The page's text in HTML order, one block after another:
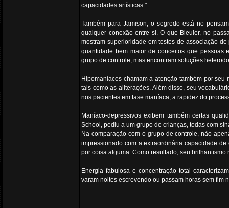
capacidades artísticas."
Também para Jamison, o segredo está no
qualquer conexão entre si. O que Bleuler, no
mostram superioridade em testes de associação
quantidade bem maior de conceitos que pessoas
grupo de controle, mas encontram soluções
Hipomaníacos chamam a atenção também por
tais como as aliterações. Além disso, seu
nos pacientes em fase maníaca, a rapidez do
Maníaco-depressivos exibem também certas
School, pediu a um grupo de crianças, todas com
Na comparação com o grupo de controle, não
impressionado com a extraordinária capacidade
por coisa alguma. Como resultado, seu
Energia fabulosa e concentração total
varam noites escrevendo ou passam horas sem fim